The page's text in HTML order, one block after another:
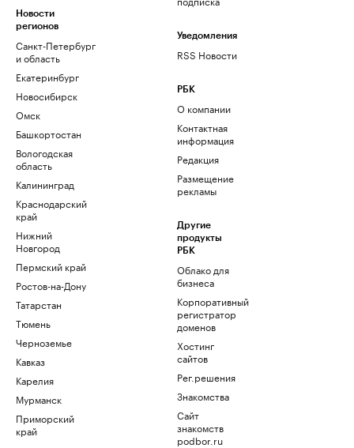
Новости
регионов
Санкт-Петербург
и область
Екатеринбург
Новосибирск
Омск
Башкортостан
Вологодская
область
Калининград
Краснодарский
край
Нижний
Новгород
Пермский край
Ростов-на-Дону
Татарстан
Тюмень
Черноземье
Кавказ
Карелия
Мурманск
Приморский
край
Уведомления
RSS Новости
РБК
О компании
Контактная
информация
Редакция
Размещение
рекламы
Другие
продукты
РБК
Облако для
бизнеса
Корпоративный
регистратор
доменов
Хостинг
сайтов
Рег.решения
Знакомства
Сайт
знакомств
podbor.ru